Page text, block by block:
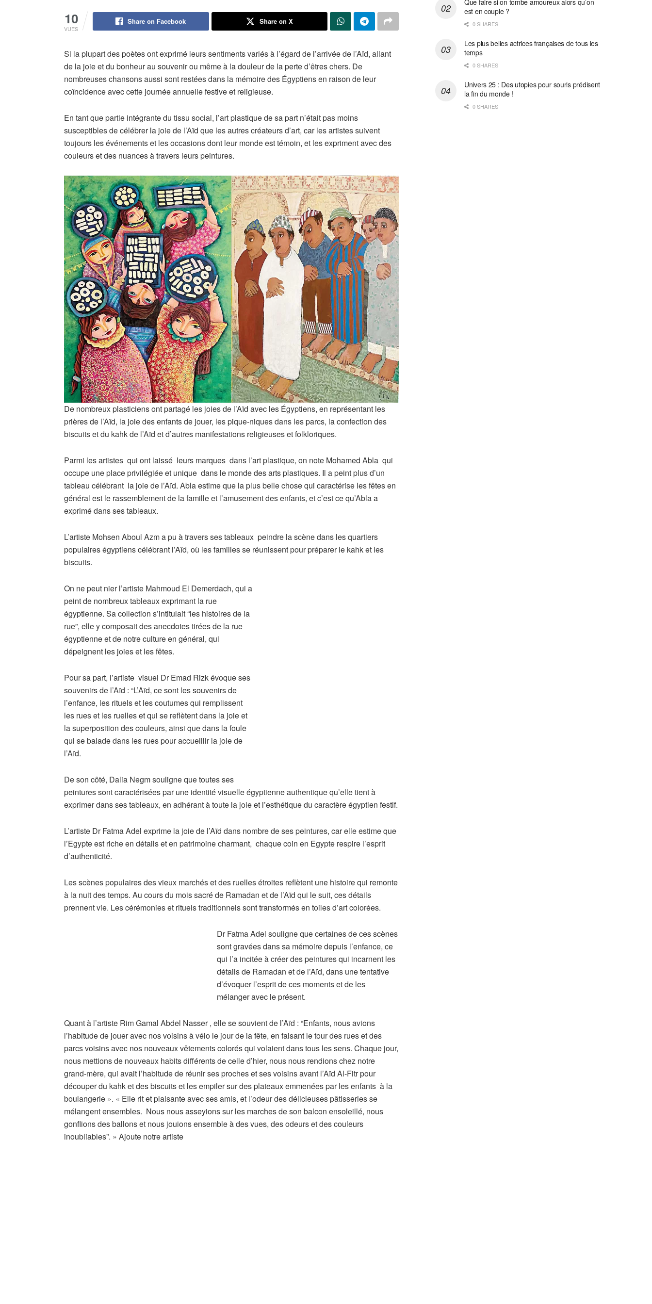
10
VUES
Share on Facebook Share on X
Si la plupart des poètes ont exprimé leurs sentiments variés à l’égard de l’arrivée de l’Aïd, allant
de la joie et du bonheur au souvenir ou même à la douleur de la perte d’êtres chers. De
nombreuses chansons aussi sont restées dans la mémoire des Égyptiens en raison de leur
coïncidence avec cette journée annuelle festive et religieuse.
En tant que partie intégrante du tissu social, l’art plastique de sa part n’était pas moins
susceptibles de célébrer la joie de l’Aïd que les autres créateurs d’art, car les artistes suivent
toujours les événements et les occasions dont leur monde est témoin, et les expriment avec des
couleurs et des nuances à travers leurs peintures.
De nombreux plasticiens ont partagé les joies de l’Aïd avec les Égyptiens, en représentant les
prières de l’Aïd, la joie des enfants de jouer, les pique-niques dans les parcs, la confection des
biscuits et du kahk de l’Aïd et d’autres manifestations religieuses et folkloriques.
Parmi les artistes qui ont laissé leurs marques dans l’art plastique, on note Mohamed Abla qui
occupe une place privilégiée et unique dans le monde des arts plastiques. Il a peint plus d’un
tableau célébrant la joie de l’Aïd. Abla estime que la plus belle chose qui caractérise les fêtes en
général est le rassemblement de la famille et l’amusement des enfants, et c’est ce qu’Abla a
exprimé dans ses tableaux.
L’artiste Mohsen Aboul Azm a pu à travers ses tableaux peindre la scène dans les quartiers
populaires égyptiens célébrant l’Aïd, où les familles se réunissent pour préparer le kahk et les
biscuits.
On ne peut nier l’artiste Mahmoud El Demerdach, qui a
peint de nombreux tableaux exprimant la rue
égyptienne. Sa collection s’intitulait “les histoires de la
rue”, elle y composait des anecdotes tirées de la rue
égyptienne et de notre culture en général, qui
dépeignent les joies et les fêtes.
Pour sa part, l’artiste visuel Dr Emad Rizk évoque ses
souvenirs de l’Aïd : “L’Aïd, ce sont les souvenirs de
l’enfance, les rituels et les coutumes qui remplissent
les rues et les ruelles et qui se reflètent dans la joie et
la superposition des couleurs, ainsi que dans la foule
qui se balade dans les rues pour accueillir la joie de
l’Aïd.
De son côté, Dalia Negm souligne que toutes ses
peintures sont caractérisées par une identité visuelle égyptienne authentique qu’elle tient à
exprimer dans ses tableaux, en adhérant à toute la joie et l’esthétique du caractère égyptien festif.
L’artiste Dr Fatma Adel exprime la joie de l’Aïd dans nombre de ses peintures, car elle estime que
l’Egypte est riche en détails et en patrimoine charmant, chaque coin en Egypte respire l’esprit
d’authenticité.
Les scènes populaires des vieux marchés et des ruelles étroites reflètent une histoire qui remonte
à la nuit des temps. Au cours du mois sacré de Ramadan et de l’Aïd qui le suit, ces détails
prennent vie. Les cérémonies et rituels traditionnels sont transformés en toiles d’art colorées.
Dr Fatma Adel souligne que certaines de ces scènes
sont gravées dans sa mémoire depuis l’enfance, ce
qui l’a incitée à créer des peintures qui incarnent les
détails de Ramadan et de l’Aïd, dans une tentative
d’évoquer l’esprit de ces moments et de les
mélanger avec le présent.
Quant à l’artiste Rim Gamal Abdel Nasser , elle se souvient de l’Aïd : “Enfants, nous avions
l’habitude de jouer avec nos voisins à vélo le jour de la fête, en faisant le tour des rues et des
parcs voisins avec nos nouveaux vêtements colorés qui volaient dans tous les sens. Chaque jour,
nous mettions de nouveaux habits différents de celle d’hier, nous nous rendions chez notre
grand-mère, qui avait l’habitude de réunir ses proches et ses voisins avant l’Aïd Al-Fitr pour
découper du kahk et des biscuits et les empiler sur des plateaux emmenées par les enfants à la
boulangerie ». « Elle rit et plaisante avec ses amis, et l’odeur des délicieuses pâtisseries se
mélangent ensembles. Nous nous asseyions sur les marches de son balcon ensoleillé, nous
gonflions des ballons et nous jouions ensemble à des vues, des odeurs et des couleurs
inoubliables”. » Ajoute notre artiste
est en couple ?
0 SHARES
Les plus belles actrices françaises de tous les
temps
0 SHARES
Univers 25 : Des utopies pour souris prédisent
la fin du monde !
0 SHARES